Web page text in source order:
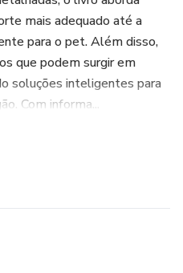
mais adequado até a
para o pet. Além disso,
que podem surgir em
soluções inteligentes para
Com informa...